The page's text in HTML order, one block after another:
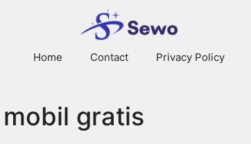
Home Contact Privacy Policy
gratis